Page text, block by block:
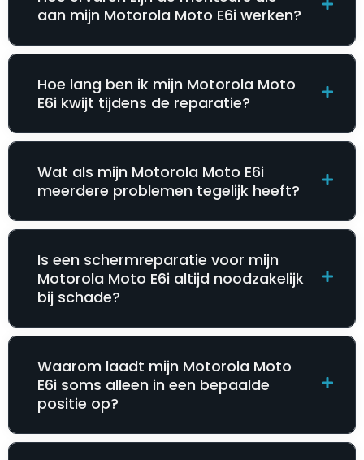
aan mijn Motorola Moto E6i werken?
Hoe lang ben ik mijn Motorola Moto
E6i kwijt tijdens de reparatie?
Wat als mijn Motorola Moto E6i
meerdere problemen tegelijk heeft?
Is een schermreparatie voor mijn
Motorola Moto E6i altijd noodzakelijk
bij schade?
Waarom laadt mijn Motorola Moto
E6i soms alleen in een bepaalde
positie op?